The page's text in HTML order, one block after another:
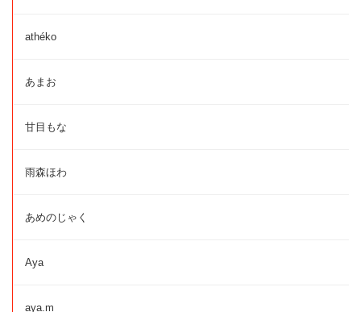
athéko
あまお
甘目もな
雨森ほわ
あめのじゃく
Aya
aya.m